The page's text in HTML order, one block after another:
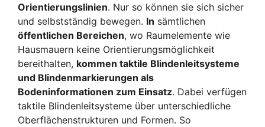
Orientierungslinien. Nur so können sie sich sicher
und selbstständig bewegen. In sämtlichen
öffentlichen Bereichen, wo Raumelemente wie
Hausmauern keine Orientierungsmöglichkeit
bereithalten, kommen taktile Blindenleitsysteme
und Blindenmarkierungen als
Bodeninformationen zum Einsatz. Dabei verfügen
taktile Blindenleitsysteme über unterschiedliche
Oberflächenstrukturen und Formen. So